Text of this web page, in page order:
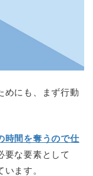
めにも、まず行動
時間を奪うので仕
要な要素として
ます。